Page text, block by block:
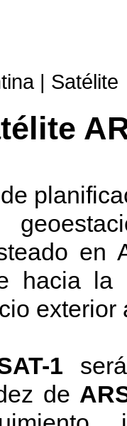
| Satélite
en
hacia la
1
de